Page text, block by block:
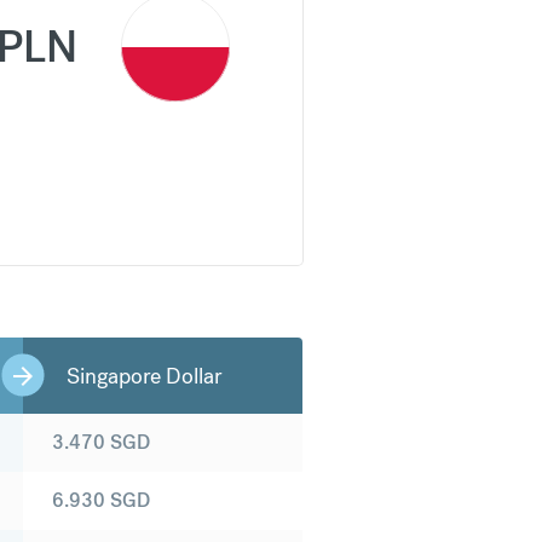
Singapore Dollar
3.470 SGD
6.930 SGD